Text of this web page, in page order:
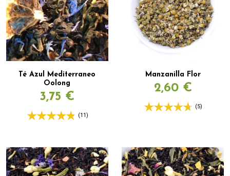
Té Azul Mediterraneo
Oolong
3,75 €
(11)
Manzanilla Flor
2,60 €
(5)